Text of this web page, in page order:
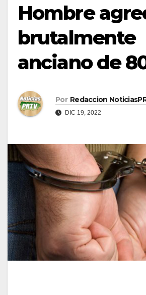
Hombre
brutalmente
anciano de
Por Redaccion
DIC 19, 2022